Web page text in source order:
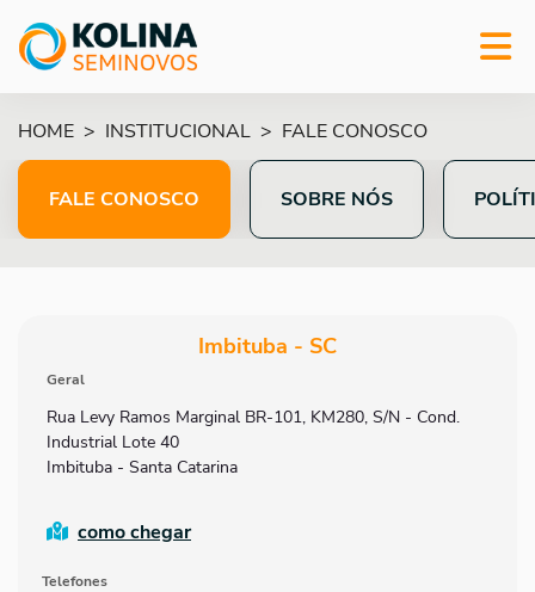
HOME INSTITUCIONAL FALE CONOSCO
SOBRE NÓS
FALE CONOSCO
Imbituba - SC
Geral
Rua Levy Ramos Marginal BR-101, KM280, S/N - Cond.
Industrial Lote 40
Imbituba - Santa Catarina
como chegar
Telefones